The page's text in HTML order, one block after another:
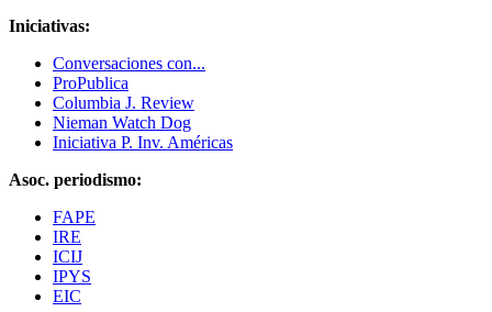
Iniciativas:
Conversaciones con...
ProPublica
Columbia J. Review
Nieman Watch Dog
Iniciativa P. Inv. Américas
Asoc. periodismo:
FAPE
IRE
ICIJ
IPYS
EIC